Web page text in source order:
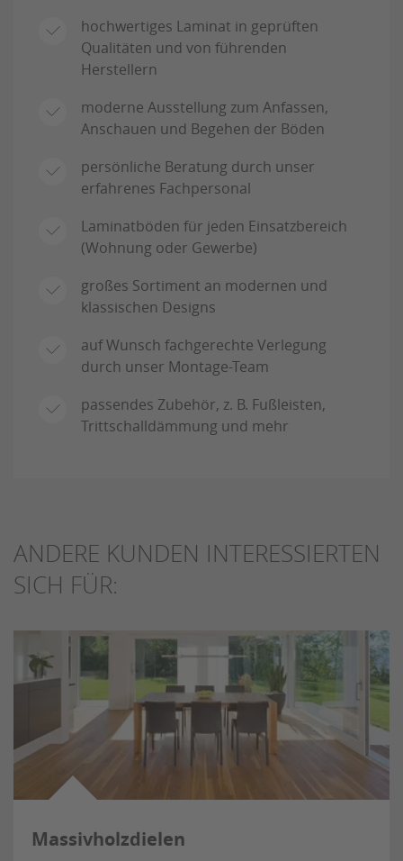
hochwertiges Laminat in geprüften
Qualitäten und von führenden
Herstellern
moderne Ausstellung zum Anfassen,
Anschauen und Begehen der Böden
persönliche Beratung durch unser
erfahrenes Fachpersonal
Laminatböden für jeden Einsatzbereich
(Wohnung oder Gewerbe)
großes Sortiment an modernen und
klassischen Designs
auf Wunsch fachgerechte Verlegung
durch unser Montage-Team
passendes Zubehör, z. B. Fußleisten,
Trittschalldämmung und mehr
ANDERE KUNDEN INTERESSIERTEN
SICH FÜR:
Massivholzdielen